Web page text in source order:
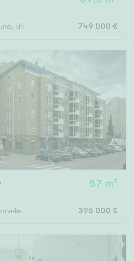
khh/wc, parvi, 2 ranskal.parveketta
749 000 €
57 m²
395 000 €